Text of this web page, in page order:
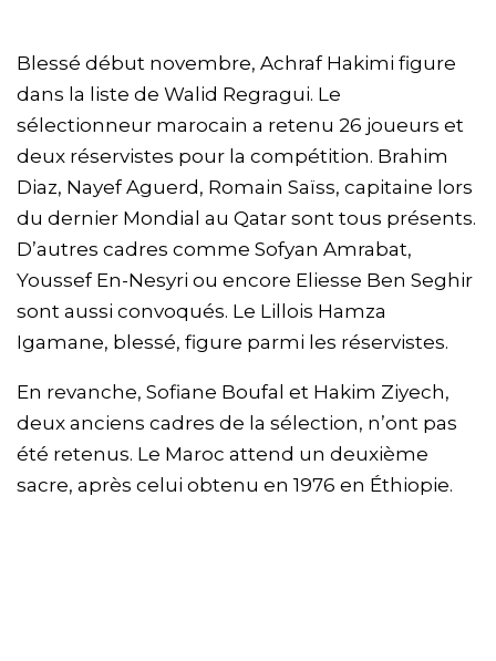
Blessé début novembre, Achraf Hakimi figure
dans la liste de Walid Regragui. Le
sélectionneur marocain a retenu 26 joueurs et
deux réservistes pour la compétition. Brahim
Diaz, Nayef Aguerd, Romain Saïss, capitaine lors
du dernier Mondial au Qatar sont tous présents.
D’autres cadres comme Sofyan Amrabat,
Youssef En-Nesyri ou encore Eliesse Ben Seghir
sont aussi convoqués. Le Lillois Hamza
Igamane, blessé, figure parmi les réservistes.
En revanche, Sofiane Boufal et Hakim Ziyech,
deux anciens cadres de la sélection, n’ont pas
été retenus. Le Maroc attend un deuxième
sacre, après celui obtenu en 1976 en Éthiopie.